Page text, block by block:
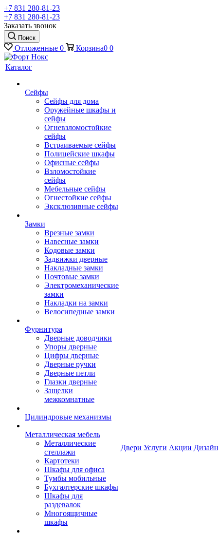
+7 831 280-81-23
+7 831 280-81-23
Заказать звонок
Поиск
Отложенные 0 Корзина0 0
Каталог
Сейфы
Сейфы для дома
Оружейные шкафы и
сейфы
Огневзломостойкие
сейфы
Встраиваемые сейфы
Полицейские шкафы
Офисные сейфы
Взломостойкие
сейфы
Мебельные сейфы
Огнестойкие сейфы
Эксклюзивные сейфы
Замки
Врезные замки
Навесные замки
Кодовые замки
Задвижки дверные
Накладные замки
Почтовые замки
Электромеханические
замки
Накладки на замки
Велосипедные замки
Фурнитура
Дверные доводчики
Упоры дверные
Цифры дверные
Дверные ручки
Дверные петли
Глазки дверные
Защелки
межкомнатные
Цилиндровые механизмы
Металлическая мебель
Металлические
стеллажи
Картотеки
Шкафы для офиса
Тумбы мобильные
Бухгалтерские шкафы
Шкафы для
раздевалок
Многоящичные
шкафы
Двери Услуги Акции